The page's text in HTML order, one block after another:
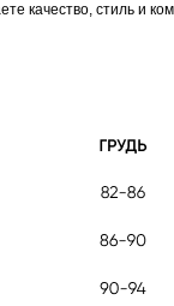
качество, стиль и